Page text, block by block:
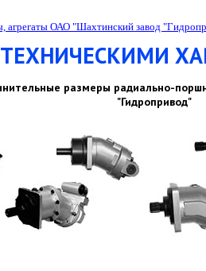
агрегаты ОАО "Шахтинский завод
размеры радиально-
"Гидропривод"